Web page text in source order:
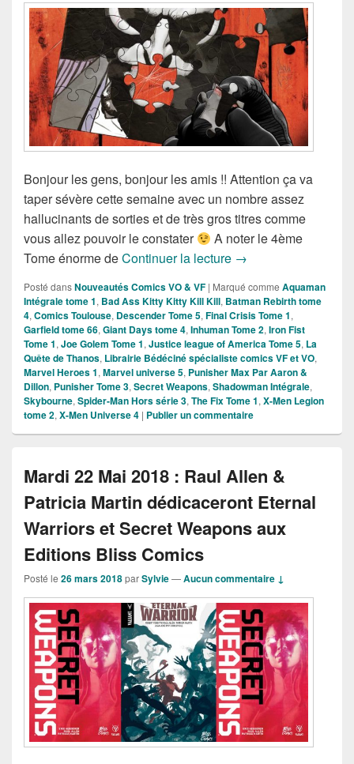
Bonjour les gens, bonjour les amis !! Attention ça va
taper sévère cette semaine avec un nombre assez
hallucinants de sorties et de très gros titres comme
vous allez pouvoir le constater
A noter le 4ème
Tome énorme deContinuer la lecture Sorties des Comics
→
Posté dansNouveautés Comics VO & VF | Marqué comme Aquaman
Intégrale tome 1, Bad Ass Kitty Kitty Kill Kill, Batman Rebirth tome
4, Comics Toulouse, Descender Tome 5, Final Crisis Tome 1,
Garfield tome 66, Giant Days tome 4, Inhuman Tome 2, Iron Fist
Tome 1, Joe Golem Tome 1, Justice league of America Tome 5, La
Quête de Thanos, Librairie Bédéciné spécialiste comics VF et VO,
Marvel Heroes 1, Marvel universe 5, Punisher Max Par Aaron &
Dillon, Punisher Tome 3, Secret Weapons, Shadowman Intégrale,
Skybourne, Spider-Man Hors série 3, The Fix Tome 1, X-Men Legion
tome 2, X-Men Universe 4 | Publier un commentaire
Mardi 22 Mai 2018 : Raul Allen &
Patricia Martin dédicaceront Eternal
Warriors et Secret Weapons aux
Editions Bliss Comics
Posté le 26 mars 2018parSylvie—Aucun commentaire ↓